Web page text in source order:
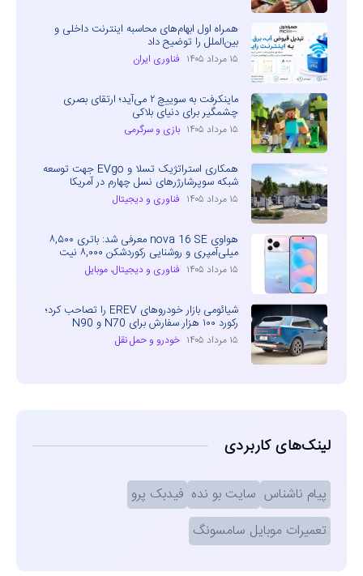
همراه اول ابهام‌های محاسبه اینترنت داخلی و
بین‌الملل را توضیح داد
۱۵ مرداد ۱۴۰۵ فناوری ایران
ماینکرفت به سوییچ ۲ می‌آید؛ ارتقای بصری
چشمگیر برای دنیای بلاکی
۱۵ مرداد ۱۴۰۵ بازی و سرگرمی
همکاری استراتژیک تسلا و EVgo جهت توسعه
شبکه سوپرشارژرهای نسل چهارم در آمریکا
۱۵ مرداد ۱۴۰۵ فناوری و دیجیتال
هواوی nova 16 SE معرفی شد: باتری ۸,۵۰۰
میلی‌آمپری و روشنایی رکوردشکن ۸,۰۰۰ نیت
۱۵ مرداد ۱۴۰۵ فناوری و دیجیتال، موبایل
شیائومی بازار خودروهای EREV را تصاحب کرد؛
رکورد ۱۰۰ هزار سفارش برای N70 و N90
۱۵ مرداد ۱۴۰۵ خودرو و حمل نقل
لینک‌های کاربردی
پیام ناشناس سایت بو نده فیدبک پرو
تعمیرات موبایل سامسونگ